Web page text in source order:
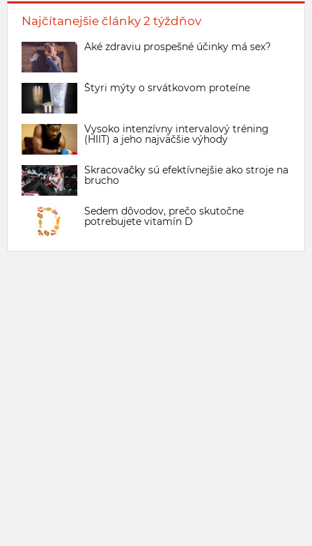
Najčítanejšie články 2 týždňov
Aké zdraviu prospešné účinky má sex?
Štyri mýty o srvátkovom proteíne
Vysoko intenzívny intervalový tréning
(HIIT) a jeho najväčšie výhody
Skracovačky sú efektívnejšie ako stroje na
brucho
Sedem dôvodov, prečo skutočne
potrebujete vitamín D